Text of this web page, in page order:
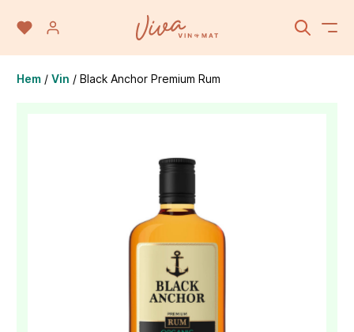
Hem / Vin / Black Anchor Premium Rum